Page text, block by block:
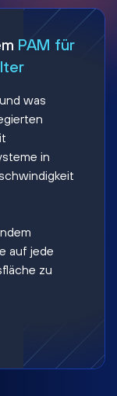
PAM für
was
in
auf jede
zu